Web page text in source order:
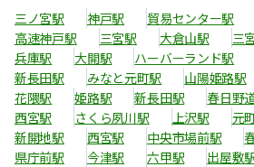
三ノ宮駅 神戸駅 貿易センター駅
高速神戸駅
三宮駅 大倉山駅
三
兵庫駅
大開駅 ハーバーランド駅
新長田駅
みなと元町駅 山陽姫路駅
花隈駅
姫路駅 新長田駅 春日野
西宮駅
さくら夙川駅 上沢駅 元
新開地駅
西宮駅 中央市場前駅
県庁前駅
今津駅 六甲駅 出屋敷